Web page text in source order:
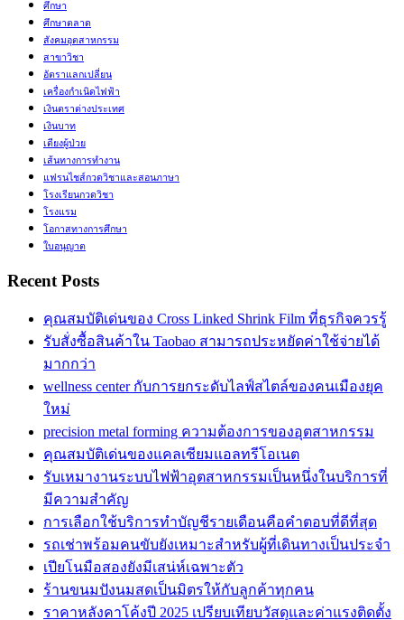
ศึกษา
ศึกษาตลาด
สังคมอุตสาหกรรม
สาขาวิชา
อัตราแลกเปลี่ยน
เครื่องกำเนิดไฟฟ้า
เงินตราต่างประเทศ
เงินบาท
เตียงผู้ป่วย
เส้นทางการทำงาน
แฟรนไชส์กวดวิชาและสอนภาษา
โรงเรียนกวดวิชา
โรงแรม
โอกาสทางการศึกษา
ใบอนุญาต
Recent Posts
คุณสมบัติเด่นของ Cross Linked Shrink Film ที่ธุรกิจควรรู้
รับสั่งซื้อสินค้าใน Taobao สามารถประหยัดค่าใช้จ่ายได้
มากกว่า
wellness center กับการยกระดับไลฟ์สไตล์ของคนเมืองยุค
ใหม่
precision metal forming ความต้องการของอุตสาหกรรม
คุณสมบัติเด่นของแคลเซียมแอลทรีโอเนต
รับเหมางานระบบไฟฟ้าอุตสาหกรรมเป็นหนึ่งในบริการที่
มีความสำคัญ
การเลือกใช้บริการทำบัญชีรายเดือนคือคำตอบที่ดีที่สุด
รถเช่าพร้อมคนขับยังเหมาะสำหรับผู้ที่เดินทางเป็นประจำ
เปียโนมือสองยังมีเสน่ห์เฉพาะตัว
ร้านขนมปังนมสดเป็นมิตรให้กับลูกค้าทุกคน
ราคาหลังคาโค้งปี 2025 เปรียบเทียบวัสดุและค่าแรงติดตั้ง